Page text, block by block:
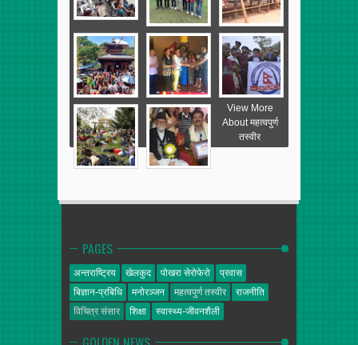
View More
About महत्वपुर्ण
तस्वीर
PAGES
अन्तराष्ट्रिय खेलकुद पोखरा सेरोफेरो
प्रवास
बिज्ञान-प्रबिधि
मनोरञ्जन महत्वपुर्ण तस्वीर
राजनीति
विचित्र संसार
शिक्षा स्वास्थ्य-जीवनशैली